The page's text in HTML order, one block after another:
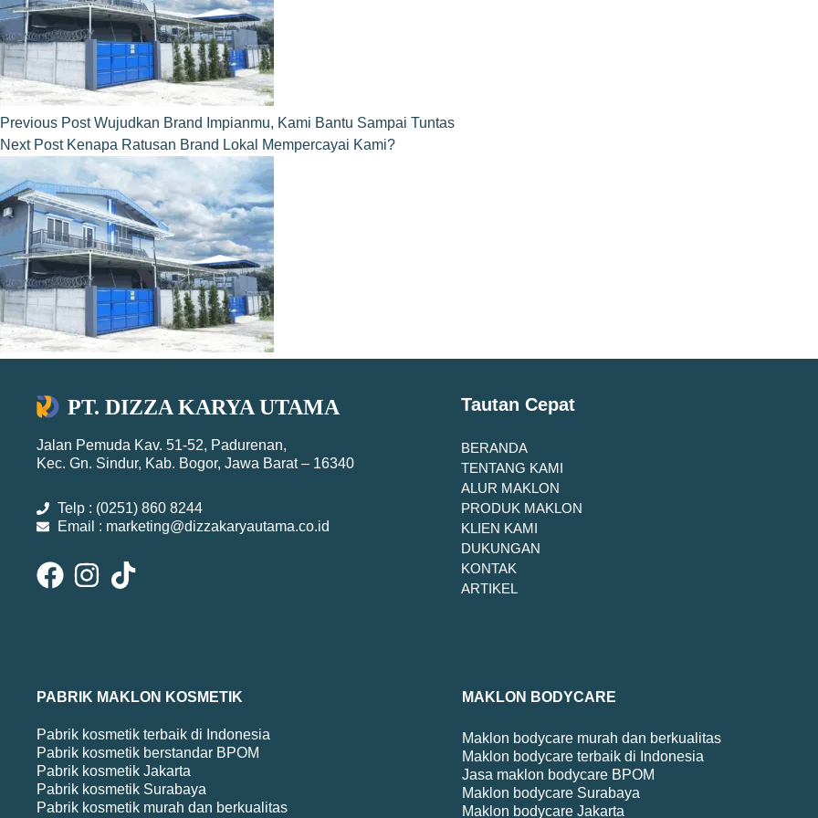
Previous Post Wujudkan Brand Impianmu, Kami Bantu Sampai Tuntas
Next Post Kenapa Ratusan Brand Lokal Mempercayai Kami?
PT. DIZZA KARYA UTAMA
Jalan Pemuda Kav. 51-52, Padurenan,
Kec. Gn. Sindur, Kab. Bogor, Jawa Barat – 16340
Telp : (0251) 860 8244
Email : marketing@dizzakaryautama.co.id
Tautan Cepat
BERANDA
TENTANG KAMI
ALUR MAKLON
PRODUK MAKLON
KLIEN KAMI
DUKUNGAN
KONTAK
ARTIKEL
PABRIK MAKLON KOSMETIK
Pabrik kosmetik terbaik di Indonesia
Pabrik kosmetik berstandar BPOM
Pabrik kosmetik Jakarta
Pabrik kosmetik Surabaya
Pabrik kosmetik murah dan berkualitas
MAKLON BODYCARE
Maklon bodycare murah dan berkualitas
Maklon bodycare terbaik di Indonesia
Jasa maklon bodycare BPOM
Maklon bodycare Surabaya
Maklon bodycare Jakarta